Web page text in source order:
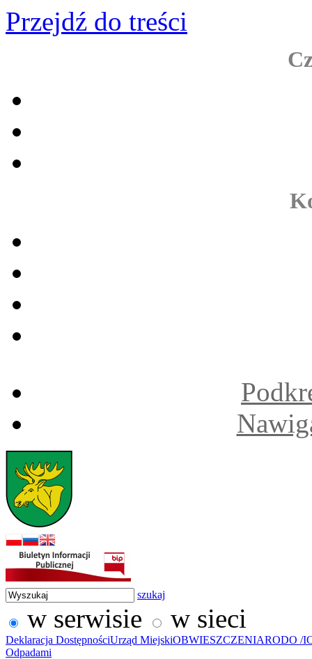
Przejdź do treści
szukaj
w serwisie w sieci
Deklaracja DostępnościUrząd MiejskiOBWIESZCZENIARODO /
Odpadami